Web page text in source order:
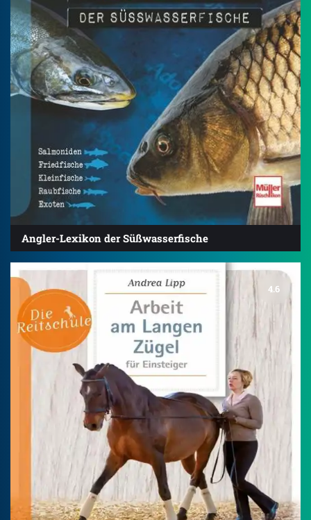
Angler-Lexikon der Süßwasserfische
4.6